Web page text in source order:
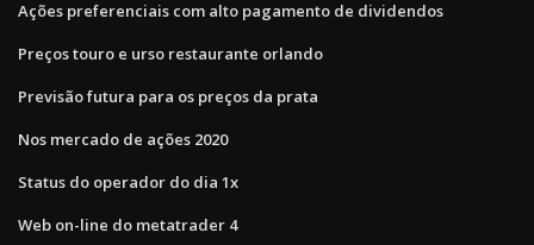
Ações preferenciais com alto pagamento de dividendos
Preços touro e urso restaurante orlando
Previsão futura para os preços da prata
Nos mercado de ações 2020
Status do operador do dia 1x
Web on-line do metatrader 4